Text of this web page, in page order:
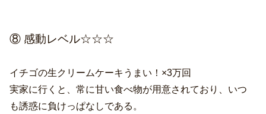
⑧ 感動レベル☆☆☆
イチゴの生クリームケーキうまい！×3万回
実家に行くと、常に甘い食べ物が用意されており、いつ
も誘惑に負けっぱなしである。